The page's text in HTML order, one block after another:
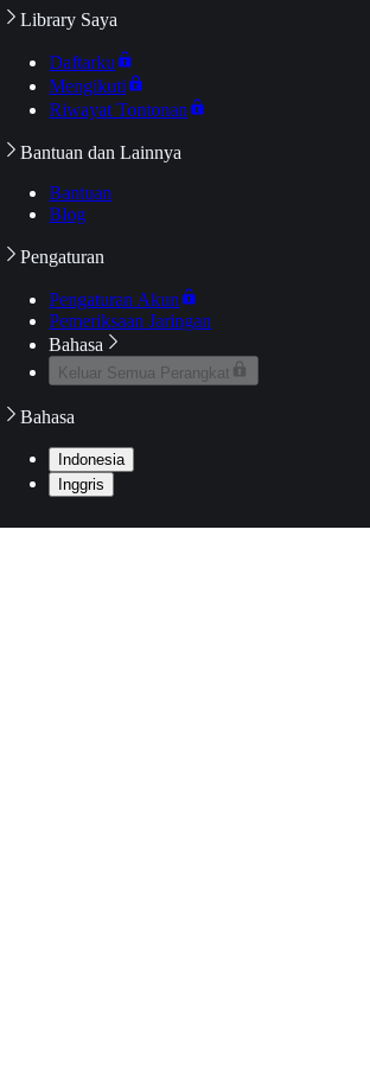
Library Saya
Daftarku
Mengikuti
Riwayat Tontonan
Bantuan dan Lainnya
Bantuan
Blog
Pengaturan
Pengaturan Akun
Pemeriksaan Jaringan
Bahasa
Keluar Semua Perangkat
Bahasa
Indonesia
Inggris